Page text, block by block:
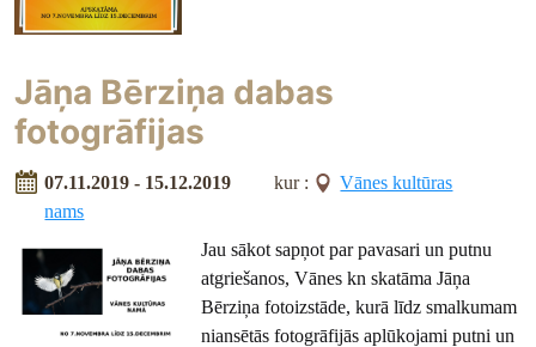
Jāņa Bērziņa dabas
fotogrāfijas
07.11.2019 - 15.12.2019 kur :
Vānes kultūras
nams
Jau sākot sapņot par pavasari un putnu
atgriešanos, Vānes kn skatāma Jāņa
Bērziņa fotoizstāde, kurā līdz smalkumam
niansētās fotogrāfijās aplūkojami putni un